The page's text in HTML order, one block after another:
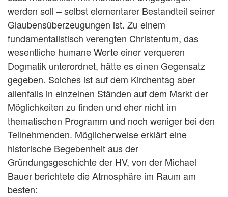
werden soll – selbst elementarer Bestandteil seiner
Glaubensüberzeugungen ist. Zu einem
fundamentalistisch verengten Christentum, das
wesentliche humane Werte einer verqueren
Dogmatik unterordnet, hätte es einen Gegensatz
gegeben. Solches ist auf dem Kirchentag aber
allenfalls in einzelnen Ständen auf dem Markt der
Möglichkeiten zu finden und eher nicht im
thematischen Programm und noch weniger bei den
Teilnehmenden. Möglicherweise erklärt eine
historische Begebenheit aus der
Gründungsgeschichte der HV, von der Michael
Bauer berichtete die Atmosphäre im Raum am
besten: